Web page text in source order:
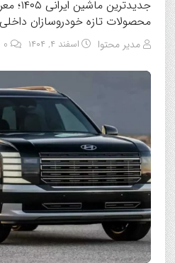
محصولات تازه خودروسازان داخلی
مدیر محتوا اسفند ۴, ۱۴۰۴